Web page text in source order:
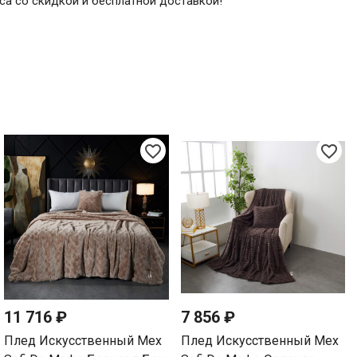
favorite_border
11 716 ₽
Плед Искусственный Мех
favorite_border
7 856 ₽
Плед Искусственный Мех